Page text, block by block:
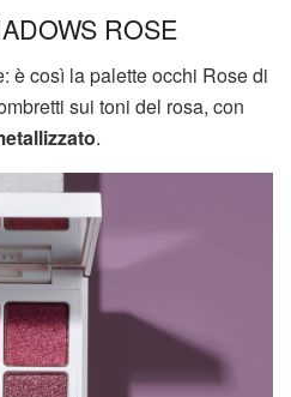
ROSE
è così la palette occhi Rose di
sui toni del rosa, con
.